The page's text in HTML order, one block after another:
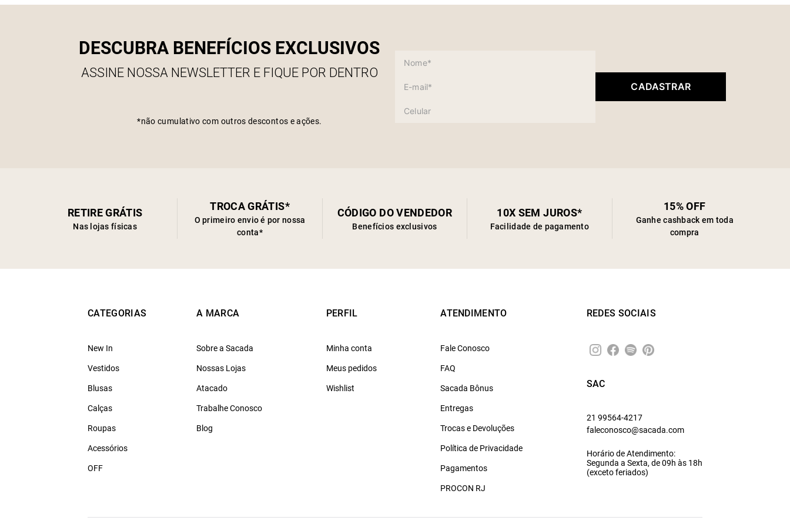
DESCUBRA BENEFÍCIOS EXCLUSIVOS
ASSINE NOSSA NEWSLETTER E FIQUE POR DENTRO
*não cumulativo com outros descontos e ações.
CADASTRAR
RETIRE GRÁTIS
Nas lojas físicas
TROCA GRÁTIS*
O primeiro envio é por nossa
conta*
CÓDIGO DO VENDEDOR
Benefícios exclusivos
10X SEM JUROS*
Facilidade de pagamento
15% OFF
Ganhe cashback em toda
compra
CATEGORIAS
New In
Vestidos
Blusas
Calças
Roupas
Acessórios
OFF
A MARCA
Sobre a Sacada
Nossas Lojas
Atacado
Trabalhe Conosco
Blog
PERFIL
Minha conta
Meus pedidos
Wishlist
ATENDIMENTO
Fale Conosco
FAQ
Sacada Bônus
Entregas
Trocas e Devoluções
Política de Privacidade
Pagamentos
PROCON RJ
REDES SOCIAIS
SAC
21 99564-4217
faleconosco@sacada.com
Horário de Atendimento:
Segunda a Sexta, de 09h às 18h
(exceto feriados)